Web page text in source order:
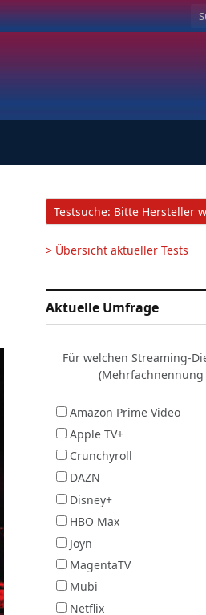
> Übersicht aktueller Tests
Aktuelle Umfrage
Für welchen Streaming-
Amazon Prime Video
Apple TV+
Crunchyroll
DAZN
Disney+
HBO Max
Joyn
MagentaTV
Mubi
Netflix